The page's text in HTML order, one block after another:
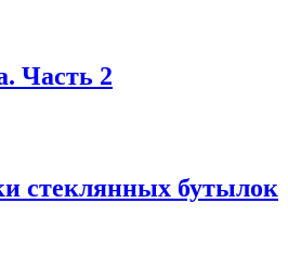
Часть 2
стеклянных бутылок